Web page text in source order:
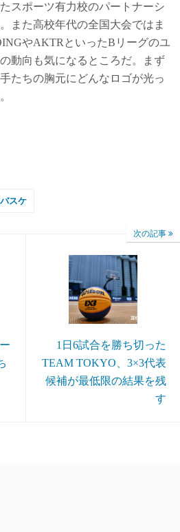
スポーツ有力校のパートナーシ
また高校年代の全国大会ではま
やAKTRといったBリーグのユ
動向も気になるところだ。まず
たちの胸元にどんなロゴが光っ
スケ
次の記事
1日6試合を勝ち切った
TEAM TOKYO、3×3代表
候補が最低限の結果を残
す